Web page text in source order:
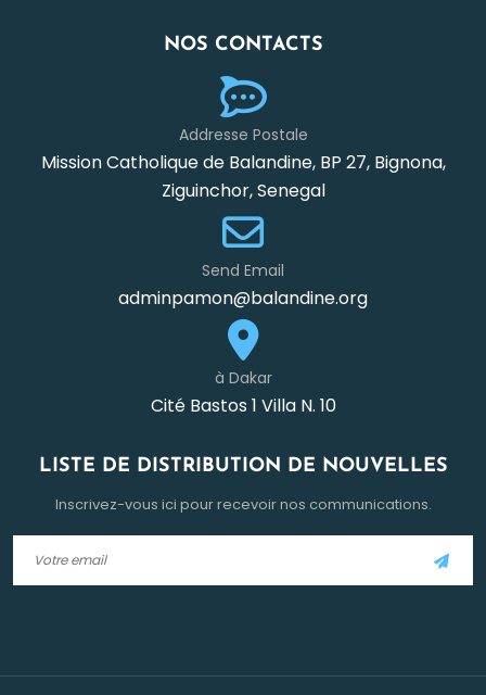
NOS CONTACTS
Addresse Postale
Mission Catholique de Balandine, BP 27, Bignona,
Ziguinchor, Senegal
Send Email
adminpamon@balandine.org
à Dakar
Cité Bastos 1 Villa N. 10
LISTE DE DISTRIBUTION DE NOUVELLES
Inscrivez-vous ici pour recevoir nos communications.